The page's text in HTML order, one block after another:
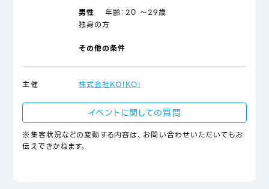
男性 年齢： 20 ～29歳
独身の方
その他の条件
主催 株式会社KOIKOI
イベントに関しての質問
※集客状況などの変動する内容は、お問い合わせいただいてもお
伝えできかねます。